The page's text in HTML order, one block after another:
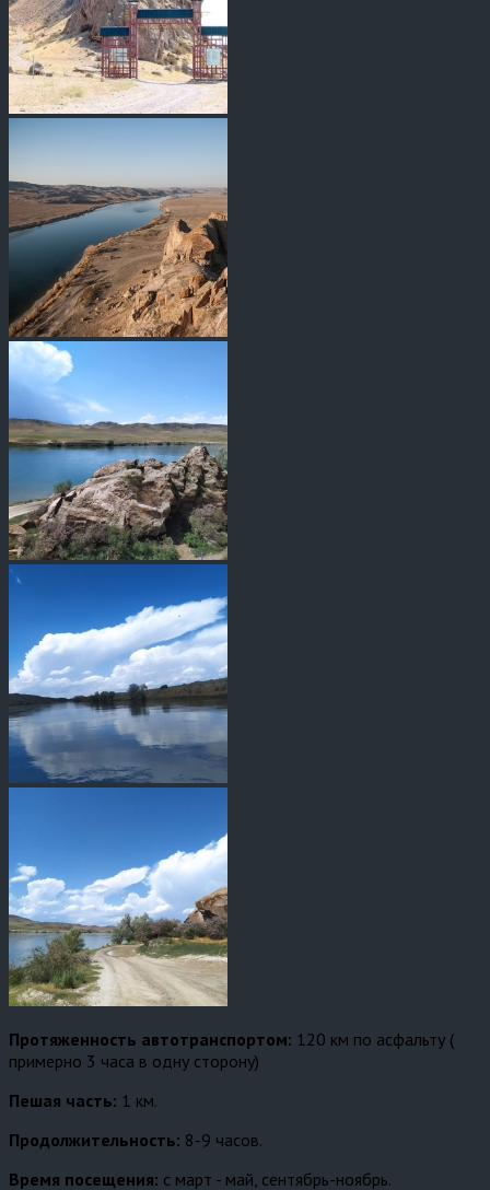
Протяженность автотранспортом: 120 км по асфальту (
примерно 3 часа в одну сторону)
Пешая часть: 1 км.
Продолжительность: 8-9 часов.
Время посещения: с март - май, сентябрь-ноябрь.